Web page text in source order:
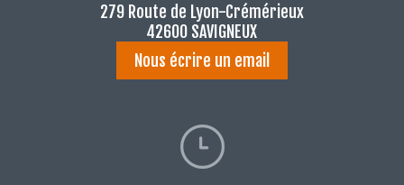
279 Route de Lyon-Crémérieux
42600 SAVIGNEUX
Nous écrire un email